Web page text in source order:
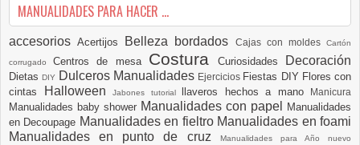
MANUALIDADES PARA HACER ...
accesoriosAcertijos Belleza bordados Cajas con moldesCartón
corrugadoCentros de mesa Costura Curiosidades Decoración
DietasDIY Dulceros Manualidades Ejercicios Fiestas DIY Flores con
cintas
Halloween Jabones tutorial llaveros hechos a mano Manicura
Manualidades baby shower Manualidades con papel
Manualidades
en Decoupage Manualidades en fieltro Manualidades en foami
Manualidades en punto de cruz
Manualidades para Año nuevo